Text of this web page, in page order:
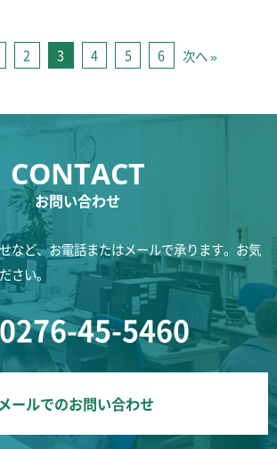
2 3 4 5 6 次へ »
お問い合わせ
など、お電話またはメールで承ります。お気
さい。
0276-45-5460
ールでのお問い合わせ